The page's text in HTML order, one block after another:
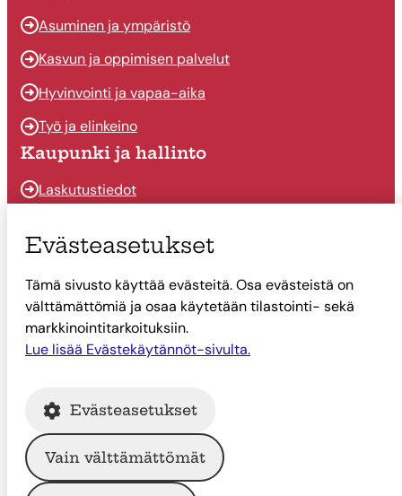
Asuminen ja ympäristö
Kasvun ja oppimisen palvelut
Hyvinvointi ja vapaa-aika
Työ ja elinkeino
Kaupunki ja hallinto
Laskutustiedot
Päätöksenteko
Talous
Yhteystiedot
Tietoa Suonenjoesta
Tietoa Suonenjoesta
© Suonenjoen kaupunki
Evästeasetukset
Tämä sivusto käyttää evästeitä. Osa evästeistä on
välttämättömiä ja osaa käytetään tilastointi- sekä
markkinointitarkoituksiin.
Lue lisää Evästekäytännöt-sivulta.
Evästeasetukset
Vain välttämättömät